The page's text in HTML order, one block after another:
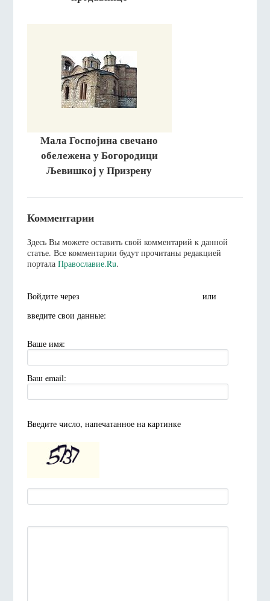
Мала Госпојина свечано
обележена у Богородици
Љевишкој у Призрену
Комментарии
Здесь Вы можете оставить свой комментарий к данной
статье. Все комментарии будут прочитаны редакцией
портала Православие.Ru.
Войдите через
или
введите свои данные:
Ваше имя:
Ваш email:
Введите число, напечатанное на картинке